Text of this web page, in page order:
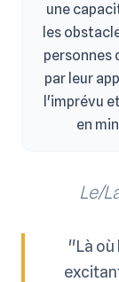
une
les
personnes
par leur
l'imprévu
en
Le/
"Là